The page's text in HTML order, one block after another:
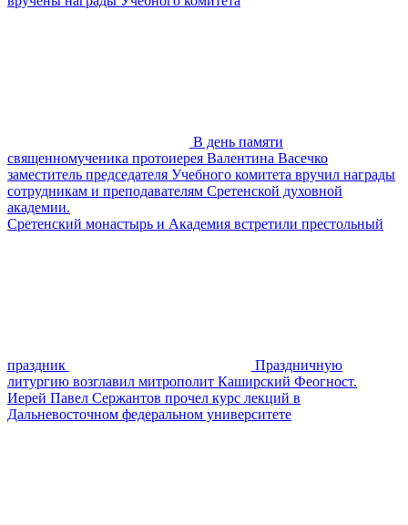
В день памяти
священномученика протоиерея Валентина Васечко
заместитель председателя Учебного комитета вручил награды
сотрудникам и преподавателям Сретенской духовной
академии.
Сретенский монастырь и Академия встретили престольный
праздник
Праздничную
литургию возглавил митрополит Каширский Феогност.
Иерей Павел Сержантов прочел курс лекций в
Дальневосточном федеральном университете